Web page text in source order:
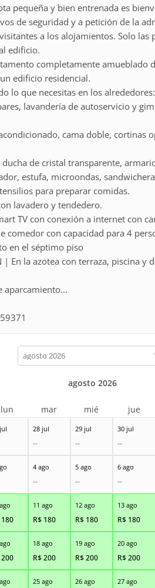
pequeña y bien entrenada es
de seguridad y a petición de la
a los alojamientos. Solo las
edificio.
completamente amueblado
edificio residencial.
lo que necesitas en los
lavandería de autoservicio y
cama doble, cortinas
de cristal transparente,
estufa, microondas,
para preparar comidas.
lavadero y tendedero.
TV con conexión a internet con
comedor con capacidad para 4
en el séptimo piso
| En la azotea con terraza, piscina y
aparcamiento...
calendar-
month
28 jul
--
29 jul
--
30 jul
--
4 ago
--
5 ago
--
6 ago
--
180
11 ago
R$ 180
12 ago
R$ 180
13 ago
R$ 180
200
18 ago
R$200
19 ago
R$200
20 ago
R$200
25 ago 26 ago 27 ago
agosto 2026
lun mar mié jue